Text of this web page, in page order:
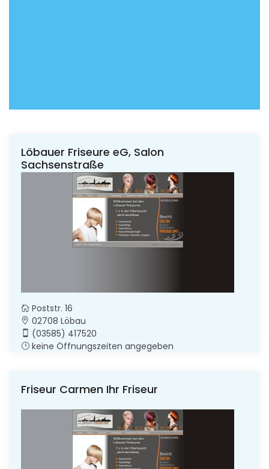
Löbauer Friseure eG, Salon
Sachsenstraße
Poststr. 16
02708 Löbau
(03585) 417520
keine Öffnungszeiten angegeben
Friseur Carmen Ihr Friseur